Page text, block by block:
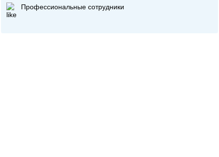
Профессиональные сотрудники